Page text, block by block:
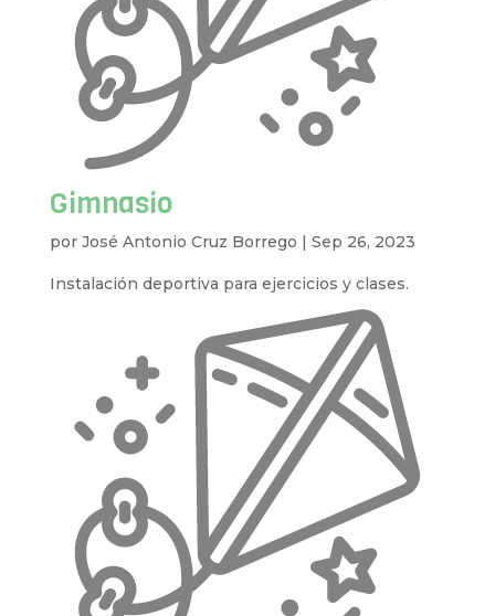
Gimnasio
por José Antonio Cruz Borrego | Sep 26, 2023
Instalación deportiva para ejercicios y clases.